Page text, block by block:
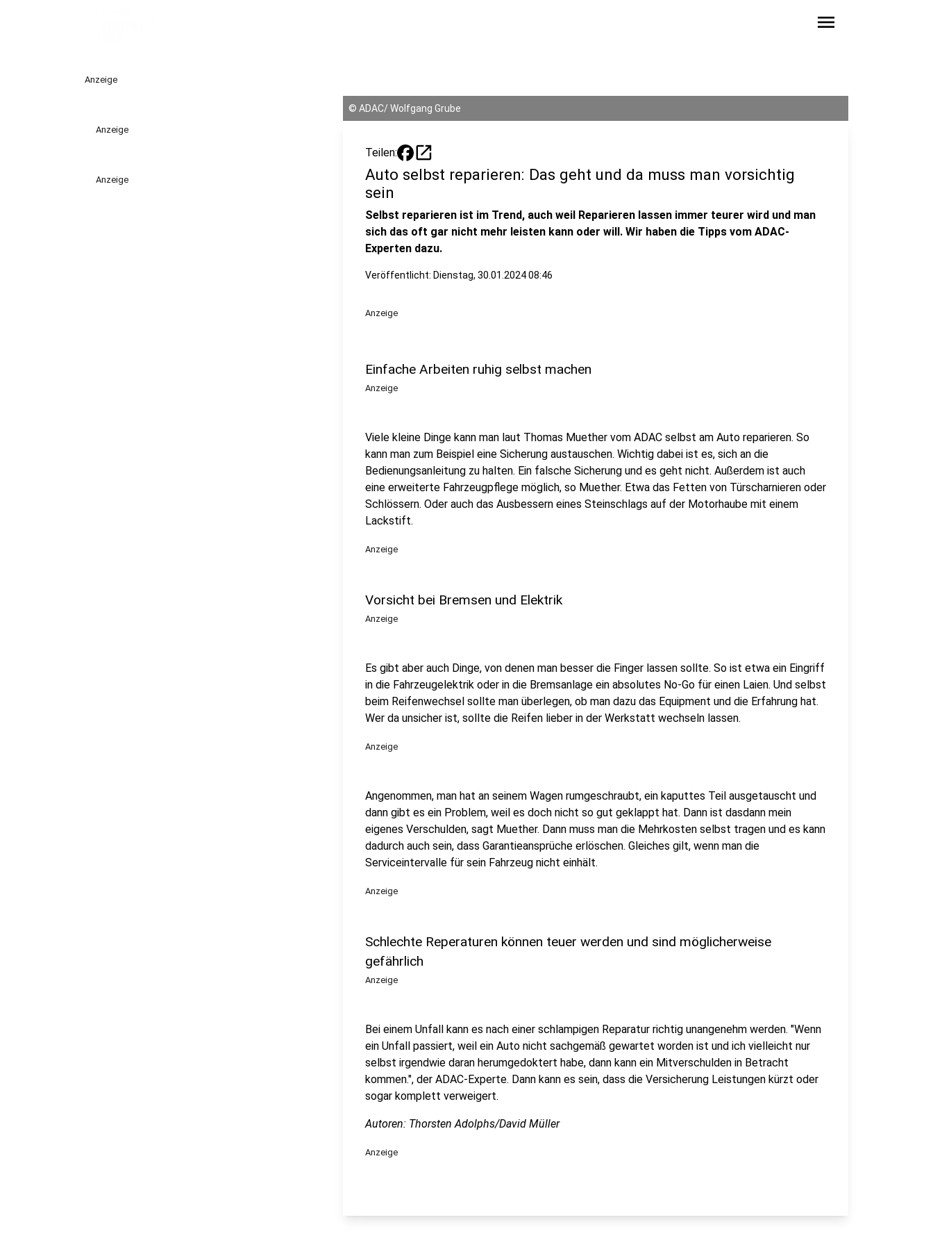
menu
Anzeige
Anzeige
Anzeige
© ADAC/ Wolfgang Grube
Teilen: open_in_new
Auto selbst reparieren: Das geht und da muss man vorsichtig
sein
Selbst reparieren ist im Trend, auch weil Reparieren lassen immer teurer wird und man
sich das oft gar nicht mehr leisten kann oder will. Wir haben die Tipps vom ADAC-
Experten dazu.
Veröffentlicht: Dienstag, 30.01.2024 08:46
Anzeige
Einfache Arbeiten ruhig selbst machen
Anzeige
Viele kleine Dinge kann man laut Thomas Muether vom ADAC selbst am Auto reparieren. So
kann man zum Beispiel eine Sicherung austauschen. Wichtig dabei ist es, sich an die
Bedienungsanleitung zu halten. Ein falsche Sicherung und es geht nicht. Außerdem ist auch
eine erweiterte Fahrzeugpflege möglich, so Muether. Etwa das Fetten von Türscharnieren oder
Schlössern. Oder auch das Ausbessern eines Steinschlags auf der Motorhaube mit einem
Lackstift.
Anzeige
Vorsicht bei Bremsen und Elektrik
Anzeige
Es gibt aber auch Dinge, von denen man besser die Finger lassen sollte. So ist etwa ein Eingriff
in die Fahrzeugelektrik oder in die Bremsanlage ein absolutes No-Go für einen Laien. Und selbst
beim Reifenwechsel sollte man überlegen, ob man dazu das Equipment und die Erfahrung hat.
Wer da unsicher ist, sollte die Reifen lieber in der Werkstatt wechseln lassen.
Anzeige
Angenommen, man hat an seinem Wagen rumgeschraubt, ein kaputtes Teil ausgetauscht und
dann gibt es ein Problem, weil es doch nicht so gut geklappt hat. Dann ist dasdann mein
eigenes Verschulden, sagt Muether. Dann muss man die Mehrkosten selbst tragen und es kann
dadurch auch sein, dass Garantieansprüche erlöschen. Gleiches gilt, wenn man die
Serviceintervalle für sein Fahrzeug nicht einhält.
Anzeige
Schlechte Reperaturen können teuer werden und sind möglicherweise
gefährlich
Anzeige
Bei einem Unfall kann es nach einer schlampigen Reparatur richtig unangenehm werden. "Wenn
ein Unfall passiert, weil ein Auto nicht sachgemäß gewartet worden ist und ich vielleicht nur
selbst irgendwie daran herumgedoktert habe, dann kann ein Mitverschulden in Betracht
kommen.", der ADAC-Experte. Dann kann es sein, dass die Versicherung Leistungen kürzt oder
sogar komplett verweigert.
Autoren: Thorsten Adolphs/David Müller
Anzeige